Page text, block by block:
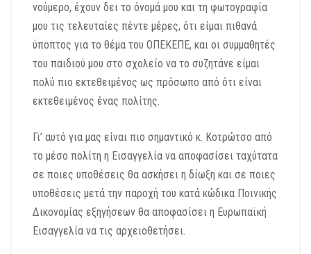
νούμερο, έχουν δει το όνομά μου και τη φωτογραφία
μου τις τελευταίες πέντε μέρες, ότι είμαι πιθανά
ύποπτος για το θέμα του ΟΠΕΚΕΠΕ, και οι συμμαθητές
του παιδιού μου στο σχολείο να το συζητάνε είμαι
πολύ πιο εκτεθειμένος ως πρόσωπο από ότι είναι
εκτεθειμένος ένας πολίτης.
Γι’ αυτό για μας είναι πιο σημαντικό κ. Κοτρώτσο από
το μέσο πολίτη η Εισαγγελία να αποφασίσει ταχύτατα
σε ποιες υποθέσεις θα ασκήσει η δίωξη και σε ποιες
υποθέσεις μετά την παροχή του κατά κώδικα Ποινικής
Δικονομίας εξηγήσεων θα αποφασίσει η Ευρωπαϊκή
Εισαγγελία να τις αρχειοθετήσει.